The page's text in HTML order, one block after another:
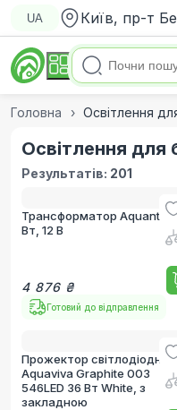
UA Київ, пр-т
Головна Освітлення
Освітлення для
Результатів: 201
Трансформатор Aquant
Вт, 12 В
4 876 ₴
Готовий до відправлення
Прожектор світлодіодний
Aquaviva Graphite 003
546LED 36 Вт White, з
закладною